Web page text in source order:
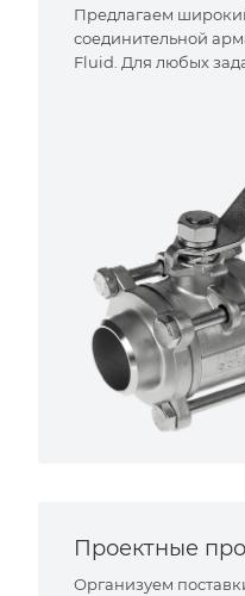
Предлагаем
соединительной
Fluid. Для любых
Проектные
Организуем